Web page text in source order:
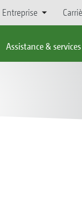
Entreprise
Assistance & services